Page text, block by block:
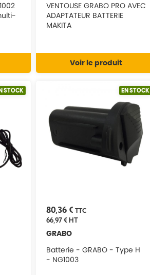
VENTOUSE GRABO PRO AVEC
ADAPTATEUR BATTERIE
MAKITA
Voir le produit
STOCK EN STOCK
80,36 € TTC
66,97 €HT
GRABO
Batterie - GRABO - Type H
- NG1003